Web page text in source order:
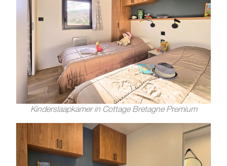
Kinderslaapkamer in Cottage Bretagne Premium